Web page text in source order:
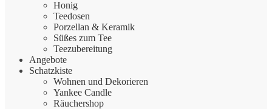
Honig
Teedosen
Porzellan & Keramik
Süßes zum Tee
Teezubereitung
Angebote
Schatzkiste
Wohnen und Dekorieren
Yankee Candle
Räuchershop